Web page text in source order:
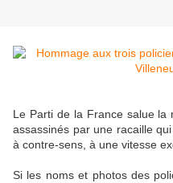
Le Parti de la France salue la
assassinés par une racaille
à contre-sens, à une vitesse
Si les noms et photos des